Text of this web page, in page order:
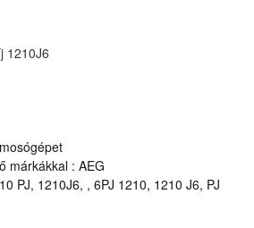
1210J6
márkákkal : AEG
PJ, 1210J6, , 6PJ 1210, 1210 J6, PJ